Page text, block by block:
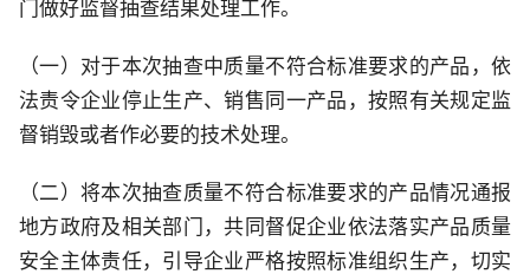
门做好监督抽查结果处理工作。
（一）对于本次抽查中质量不符合标准要求的产品，依
法责令企业停止生产、销售同一产品，按照有关规定监
督销毁或者作必要的技术处理。
（二）将本次抽查质量不符合标准要求的产品情况通报
地方政府及相关部门，共同督促企业依法落实产品质量
安全主体责任，引导企业严格按照标准组织生产，切实